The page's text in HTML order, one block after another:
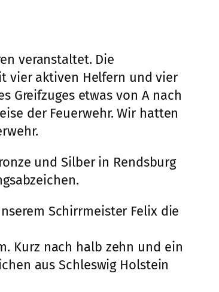
veranstaltet. Die
vier aktiven Helfern und vier
Greifzuges etwas von A nach
der Feuerwehr. Wir hatten
und Silber in Rendsburg
Schirrmeister Felix die
Kurz nach halb zehn und ein
aus Schleswig Holstein